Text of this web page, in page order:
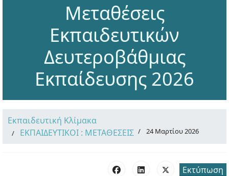
Μεταθέσεις
Εκπαιδευτικών
Δευτεροβάθμιας
Εκπαίδευσης 2026
Εκπαιδευτική Κλίμακα
ΕΚΠΑΙΔΕΥΤΙΚΟΙ : ΜΕΤΑΘΕΣΕΙΣ
24 Μαρτίου 2026
Εκτύπωση